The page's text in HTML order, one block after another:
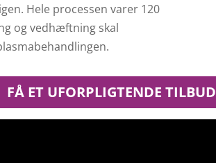
Hele processen varer 120
og vedhæftning skal
FÅ ET UFORPLIGTENDE TILBUD